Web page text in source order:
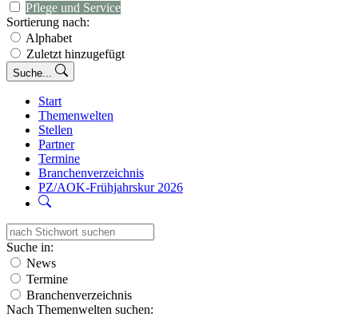
Pflege und Service
Sortierung nach:
Alphabet
Zuletzt hinzugefügt
Suche...
Start
Themenwelten
Stellen
Partner
Termine
Branchenverzeichnis
PZ/AOK-Frühjahrskur 2026
Suche in:
News
Termine
Branchenverzeichnis
Nach Themenwelten suchen: